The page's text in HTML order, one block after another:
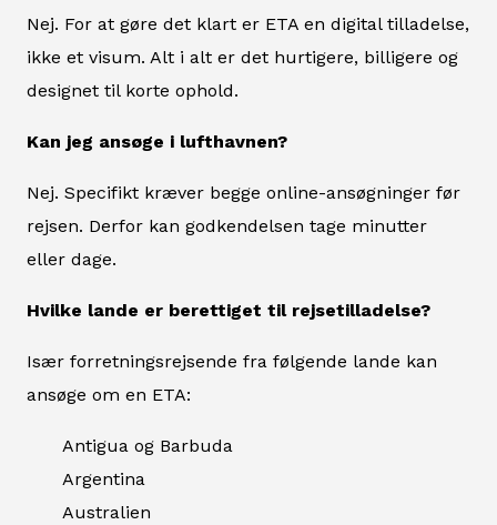
Nej. For at gøre det klart er ETA en digital tilladelse,
ikke et visum. Alt i alt er det hurtigere, billigere og
designet til korte ophold.
Kan jeg ansøge i lufthavnen?
Nej. Specifikt kræver begge online-ansøgninger før
rejsen. Derfor kan godkendelsen tage minutter
eller dage.
Hvilke lande er berettiget til rejsetilladelse?
Især forretningsrejsende fra følgende lande kan
ansøge om en ETA:
Antigua og Barbuda
Argentina
Australien